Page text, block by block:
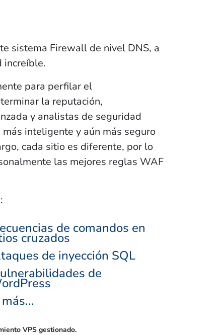
sistema Firewall de nivel DNS, a
increíble.
para perfilar el
la reputación,
y analistas de seguridad
inteligente y aún más seguro
cada sitio es diferente, por lo
las mejores reglas WAF
de comandos en
cruzados
de inyección SQL
de
VPS gestionado.